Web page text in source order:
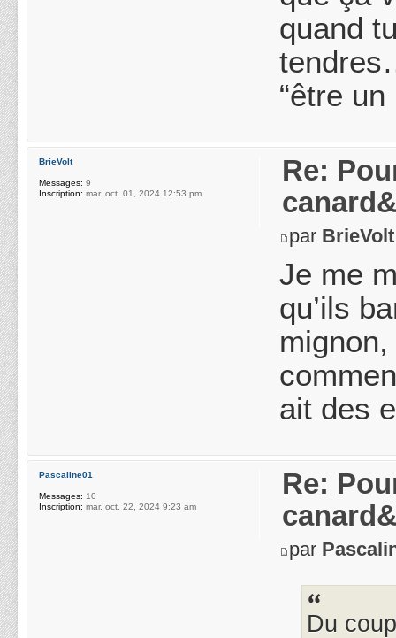
quand
“être
Re:
par BrieVolt
Je me
qu’ils
ait des
BrieVolt
Messages: 9
Inscription: mar. oct. 01, 2024 12:53 pm
Re:
par
Du
Pascaline01
Messages: 10
Inscription: mar. oct. 22, 2024 9:23 am